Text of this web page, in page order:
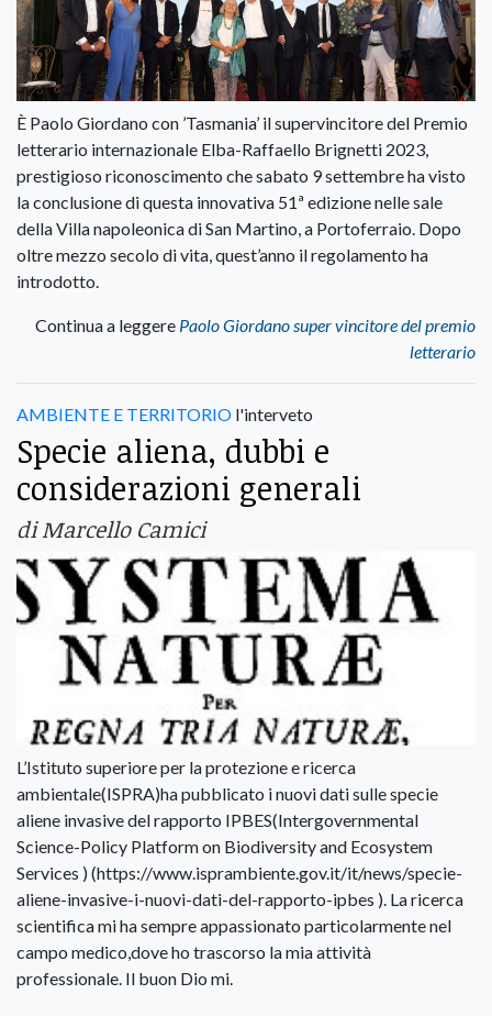
È Paolo Giordano con ’Tasmania’ il supervincitore del Premio
letterario internazionale Elba-Raffaello Brignetti 2023,
prestigioso riconoscimento che sabato 9 settembre ha visto
la conclusione di questa innovativa 51ª edizione nelle sale
della Villa napoleonica di San Martino, a Portoferraio. Dopo
oltre mezzo secolo di vita, quest’anno il regolamento ha
introdotto.
Continua a leggere Paolo Giordano super vincitore del premio
letterario
AMBIENTE E TERRITORIO l'interveto
Specie aliena, dubbi e
considerazioni generali
di Marcello Camici
L’Istituto superiore per la protezione e ricerca
ambientale(ISPRA)ha pubblicato i nuovi dati sulle specie
aliene invasive del rapporto IPBES(Intergovernmental
Science-Policy Platform on Biodiversity and Ecosystem
Services ) (https://www.isprambiente.gov.it/it/news/specie-
aliene-invasive-i-nuovi-dati-del-rapporto-ipbes ). La ricerca
scientifica mi ha sempre appassionato particolarmente nel
campo medico,dove ho trascorso la mia attività
professionale. Il buon Dio mi.